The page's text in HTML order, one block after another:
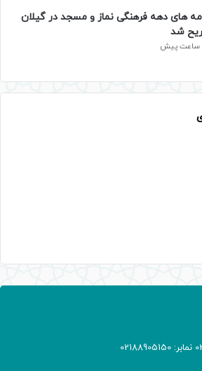
های دهه فرهنگی نماز و مسجد در گیلان
شد